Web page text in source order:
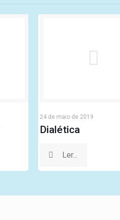
24 de maio de 2019
Dialética
Ler...